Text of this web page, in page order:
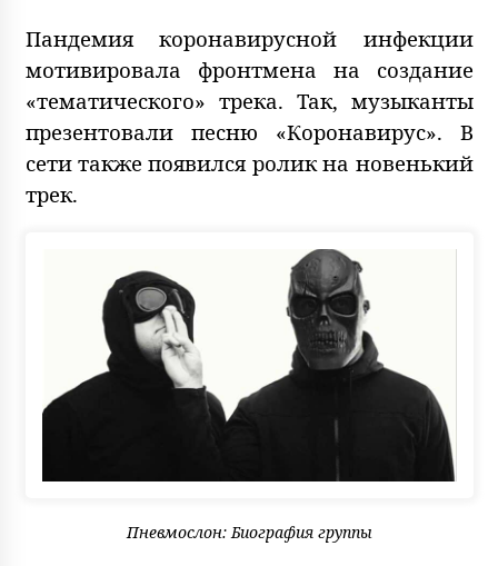
Пандемия коронавирусной инфекции
мотивировала фронтмена на создание
«тематического» трека. Так, музыканты
презентовали песню «Коронавирус». В
сети также появился ролик на новенький
трек.
Пневмослон: Биография группы